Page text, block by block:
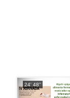
24' 48''